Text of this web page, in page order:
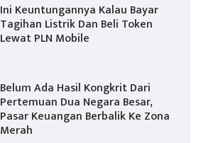
Ini Keuntungannya Kalau Bayar
Tagihan Listrik Dan Beli Token
Lewat PLN Mobile
Belum Ada Hasil Kongkrit Dari
Pertemuan Dua Negara Besar,
Pasar Keuangan Berbalik Ke Zona
Merah